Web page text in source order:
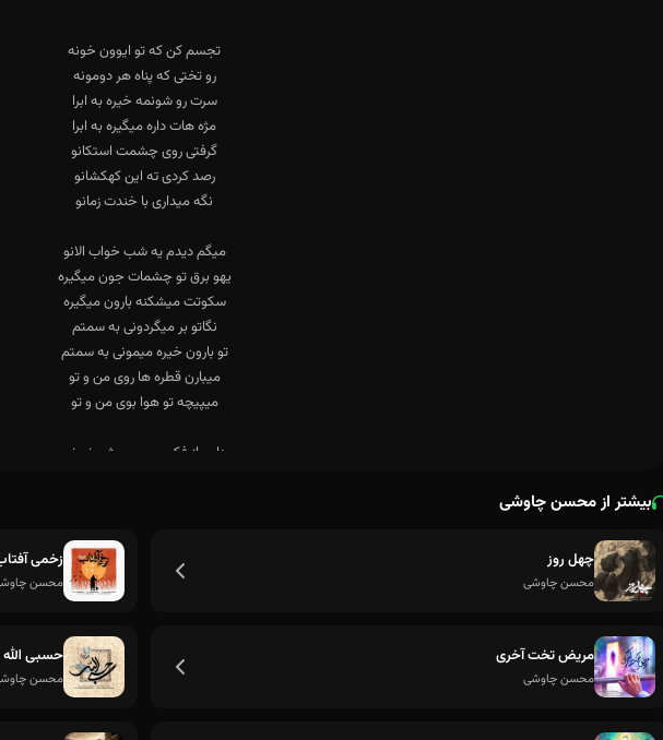
همین رویا چقدر مارو عوض کرد
بیشتر از محسن چاوشی
چهل روز
محسن چاوشی
زخمی
محسن
مریض تخت آخری
محسن چاوشی
حسبی الله
محسن